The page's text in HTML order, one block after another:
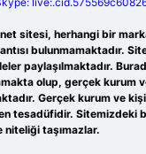
sitesi, herhangi bir
bulunmamaktadır.
paylaşılmaktadır.
olup, gerçek kurum
Gerçek kurum ve
tesadüfidir. Sitemizdeki
taşımazlar.